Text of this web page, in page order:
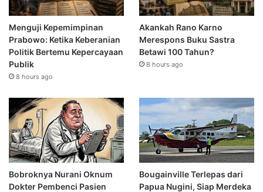
Menguji Kepemimpinan
Prabowo: Ketika Keberanian
Politik Bertemu Kepercayaan
Publik
8 hours ago
Akankah Rano Karno
Merespons Buku Sastra
Betawi 100 Tahun?
8 hours ago
Bobroknya Nurani Oknum
Dokter Pembenci Pasien
Bougainville Terlepas dari
Papua Nugini, Siap Merdeka